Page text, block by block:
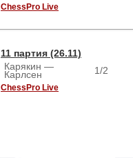
ChessPro Live
11 партия (26.11)
Карякин —
Карлсен 1/2
ChessPro Live